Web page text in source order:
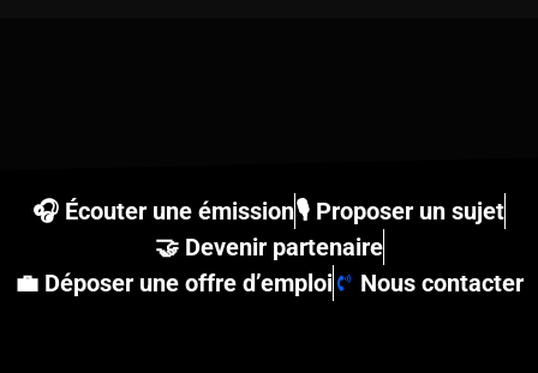
🎧 Écouter une émission🎙 Proposer un sujet
🤝 Devenir partenaire
💼 Déposer une offre d’emploi
Nous contacter